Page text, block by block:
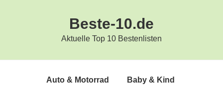
Beste-10.de
Aktuelle Top 10 Bestenlisten
Auto & Motorrad Baby & Kind